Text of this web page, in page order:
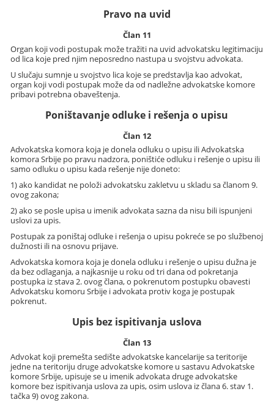
Pravo na uvid
Član 11
Organ koji vodi postupak može tražiti na uvid advokatsku legitimaciju
od lica koje pred njim neposredno nastupa u svojstvu advokata.
U slučaju sumnje u svojstvo lica koje se predstavlja kao advokat,
organ koji vodi postupak može da od nadležne advokatske komore
pribavi potrebna obaveštenja.
Poništavanje odluke i rešenja o upisu
Član 12
Advokatska komora koja je donela odluku o upisu ili Advokatska
komora Srbije po pravu nadzora, poništiće odluku i rešenje o upisu ili
samo odluku o upisu kada rešenje nije doneto:
1) ako kandidat ne položi advokatsku zakletvu u skladu sa članom 9.
ovog zakona;
2) ako se posle upisa u imenik advokata sazna da nisu bili ispunjeni
uslovi za upis.
Postupak za poništaj odluke i rešenja o upisu pokreće se po službenoj
dužnosti ili na osnovu prijave.
Advokatska komora koja je donela odluku i rešenje o upisu dužna je
da bez odlaganja, a najkasnije u roku od tri dana od pokretanja
postupka iz stava 2. ovog člana, o pokrenutom postupku obavesti
Advokatsku komoru Srbije i advokata protiv koga je postupak
pokrenut.
Upis bez ispitivanja uslova
Član 13
Advokat koji premešta sedište advokatske kancelarije sa teritorije
jedne na teritoriju druge advokatske komore u sastavu Advokatske
komore Srbije, upisuje se u imenik advokata druge advokatske
komore bez ispitivanja uslova za upis, osim uslova iz člana 6. stav 1.
tačka 9) ovog zakona.